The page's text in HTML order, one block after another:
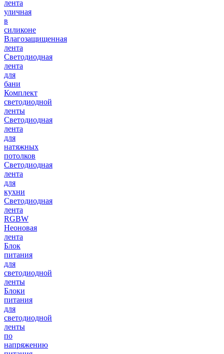
лента
уличная
в
силиконе
Влагозащищенная
лента
Светодиодная
лента
для
бани
Комплект
светодиодной
ленты
Светодиодная
лента
для
натяжных
потолков
Светодиодная
лента
для
кухни
Светодиодная
лента
RGBW
Неоновая
лента
Блок
питания
для
светодиодной
ленты
Блоки
питания
для
светодиодной
ленты
по
напряжению